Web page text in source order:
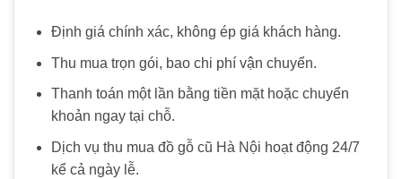
Định giá chính xác, không ép giá khách hàng.
Thu mua trọn gói, bao chi phí vận chuyển.
Thanh toán một lần bằng tiền mặt hoặc chuyển
khoản ngay tại chỗ.
Dịch vụ thu mua đồ gỗ cũ Hà Nội hoạt động 24/7
kể cả ngày lễ.